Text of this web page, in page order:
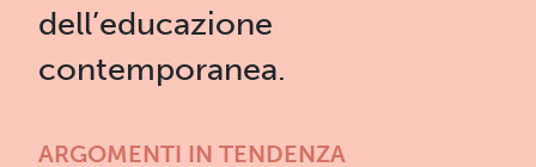
dell’educazione
contemporanea.
ARGOMENTI IN TENDENZA